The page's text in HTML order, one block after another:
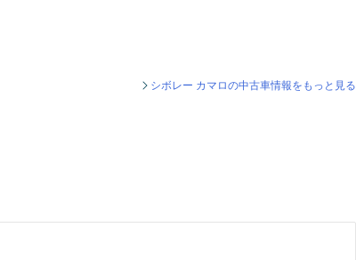
シボレー カマロの中古車情報をもっと見る